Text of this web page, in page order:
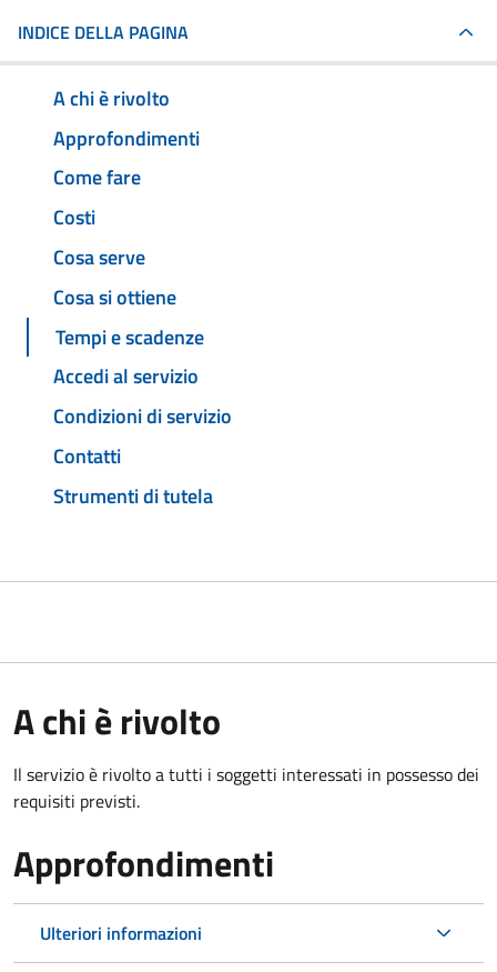
INDICE DELLA PAGINA
A chi è rivolto
Approfondimenti
Come fare
Costi
Cosa serve
Cosa si ottiene
Tempi e scadenze
Accedi al servizio
Condizioni di servizio
Contatti
Strumenti di tutela
A chi è rivolto
Il servizio è rivolto a tutti i soggetti interessati in possesso dei
requisiti previsti.
Approfondimenti
Ulteriori informazioni